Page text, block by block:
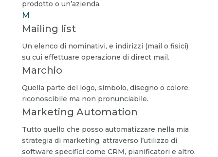
prodotto o un’azienda.
M
Mailing list
Un elenco di nominativi, e indirizzi (mail o fisici)
su cui effettuare operazione di direct mail.
Marchio
Quella parte del logo, simbolo, disegno o colore,
riconoscibile ma non pronunciabile.
Marketing Automation
Tutto quello che posso automatizzare nella mia
strategia di marketing, attraverso l’utilizzo di
software specifici come CRM, pianificatori e altro.